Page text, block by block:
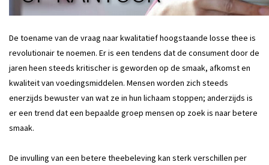
De toename van de vraag naar kwalitatief hoogstaande losse thee is
revolutionair te noemen. Er is een tendens dat de consument door de
jaren heen steeds kritischer is geworden op de smaak, afkomst en
kwaliteit van voedingsmiddelen. Mensen worden zich steeds
enerzijds bewuster van wat ze in hun lichaam stoppen; anderzijds is
er een trend dat een bepaalde groep mensen op zoek is naar betere
smaak.
De invulling van een betere theebeleving kan sterk verschillen per